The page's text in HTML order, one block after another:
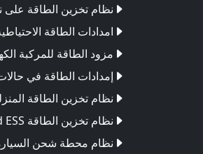
نظام تخزين الطاقة على
امدادات الطاقة
مزود الطاقة للمركبة
إمدادات الطاقة في
نظام تخزين الطاقة
نظام تخزين الطاقة Microgrid ESS
نظام محطة شحن السيارة